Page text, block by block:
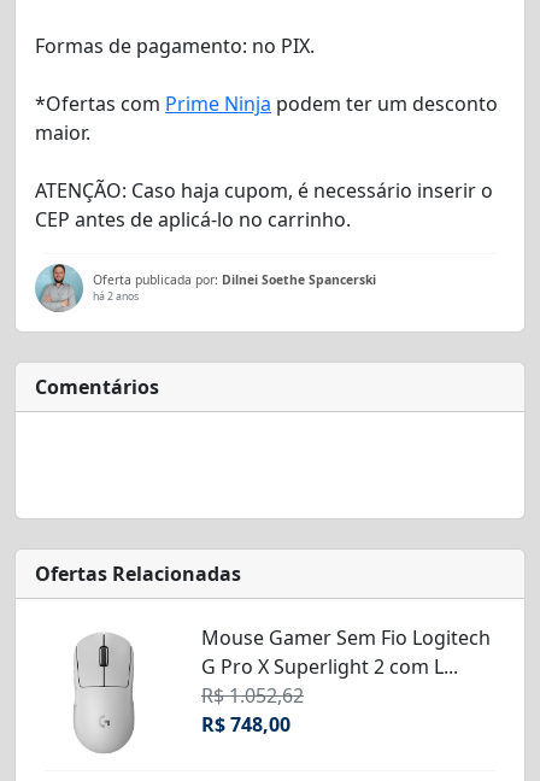
Formas de pagamento: no PIX.
*Ofertas com Prime Ninja podem ter um desconto
maior.
ATENÇÃO: Caso haja cupom, é necessário inserir o
CEP antes de aplicá-lo no carrinho.
Oferta publicada por: Dilnei Soethe Spancerski
há 2 anos
Comentários
Ofertas Relacionadas
Mouse Gamer Sem Fio Logitech
G Pro X Superlight 2 com L...
R$ 1.052,62
R$ 748,00